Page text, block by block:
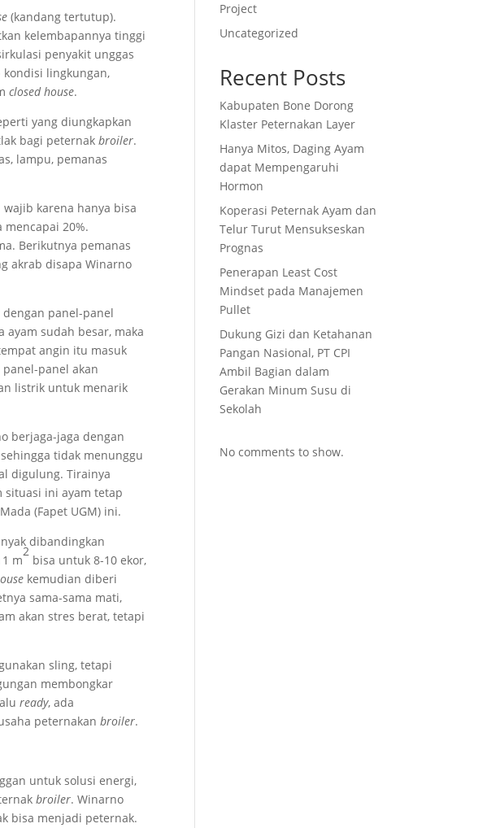
(kandang tertutup).
kelembapannya tinggi
penyakit unggas
lingkungan,
closed house.
yang diungkapkan
bagi peternakbroiler.
lampu, pemanas
karena hanya bisa
20%.
Berikutnya pemanas
akrab disapa Winarno
panel-panel
ayam sudah besar, maka
angin itu masuk
panel akan
listrik untuk menarik
berjaga-jaga dengan
tidak menunggu
digulung. Tirainya
situasi ini ayam tetap
(Fapet UGM) ini.
dibandingkan
m
2
bisa untuk 8-10 ekor,
kemudian diberi
sama-sama mati,
akan stres berat, tetapi
sling, tetapi
membongkar
ready, ada
peternakanbroiler.
untuk solusi energi,
broiler. Winarno
bisa menjadi peternak.
Project
Uncategorized
Recent Posts
Kabupaten Bone Dorong
Klaster Peternakan Layer
Hanya Mitos, Daging Ayam
dapat Mempengaruhi
Hormon
Koperasi Peternak Ayam dan
Telur Turut Mensukseskan
Prognas
Penerapan Least Cost
Mindset pada Manajemen
Pullet
Dukung Gizi dan Ketahanan
Pangan Nasional, PT CPI
Ambil Bagian dalam
Gerakan Minum Susu di
Sekolah
No comments to show.